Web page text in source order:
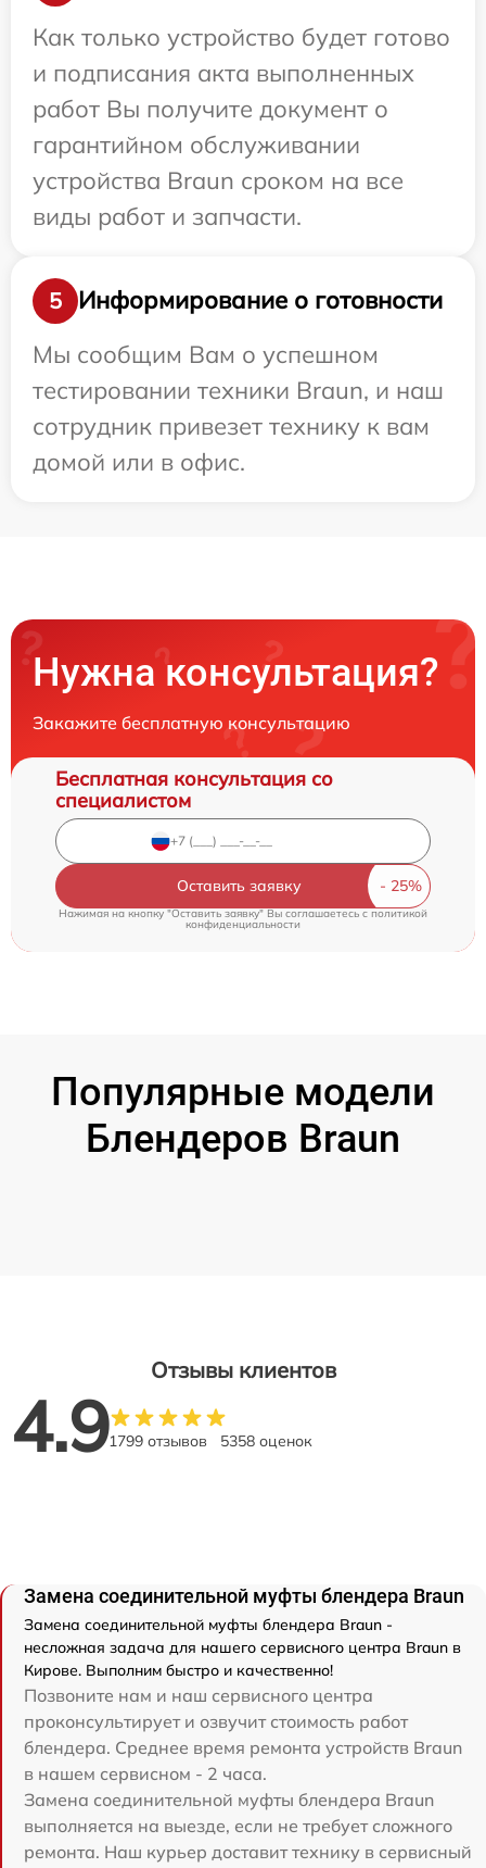
Как только устройство будет готово
и подписания акта выполненных
работ Вы получите документ о
гарантийном обслуживании
устройства Braun сроком на все
виды работ и запчасти.
5
Информирование о готовности
Мы сообщим Вам о успешном
тестировании техники Braun, и наш
сотрудник привезет технику к вам
домой или в офис.
Нужна консультация?
Закажите бесплатную консультацию
Бесплатная консультация со
специалистом
Оставить заявку
Нажимая на кнопку "Оставить заявку" Вы соглашаетесь cполитикой
конфиденциальности
Популярные модели
Блендеров Braun
Отзывы клиентов
4.91799 отзывов 5358 оценок
Замена соединительной муфты блендера Braun
Замена соединительной муфты блендера Braun -
несложная задача для нашего сервисного центра Braun в
Кирове. Выполним быстро и качественно!
Позвоните нам и наш сервисного центра
проконсультирует и озвучит стоимость работ
блендера. Среднее время ремонта устройств Braun
в нашем сервисном - 2 часа.
Замена соединительной муфты блендера Braun
выполняется на выезде, если не требует сложного
ремонта. Наш курьер доставит технику в сервисный